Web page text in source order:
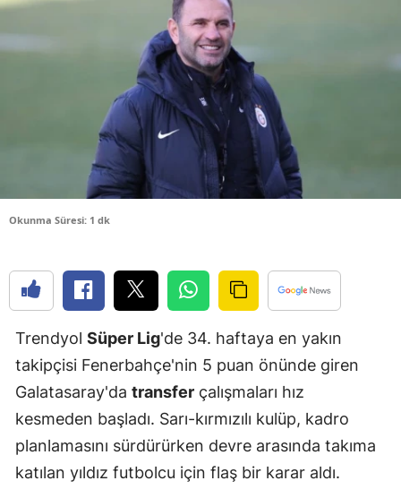
Erzincan
Eskişehir
Giresun
Gümüşhane
Okunma Süresi: 1 dk
Trendyol Süper Lig'de 34. haftaya en yakın
takipçisi Fenerbahçe'nin 5 puan önünde giren
Galatasaray'da transfer çalışmaları hız
kesmeden başladı. Sarı-kırmızılı kulüp, kadro
planlamasını sürdürürken devre arasında takıma
katılan yıldız futbolcu için flaş bir karar aldı.